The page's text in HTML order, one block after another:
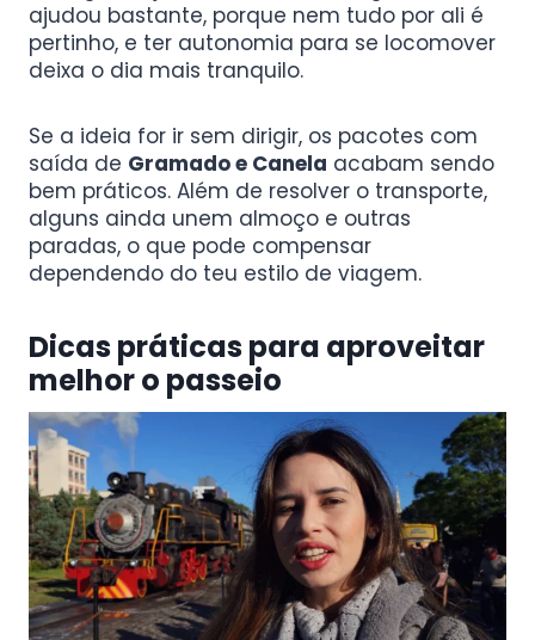
ajudou bastante, porque nem tudo por ali é
pertinho, e ter autonomia para se locomover
deixa o dia mais tranquilo.
Se a ideia for ir sem dirigir, os pacotes com
saída de Gramado e Canela acabam sendo
bem práticos. Além de resolver o transporte,
alguns ainda unem almoço e outras
paradas, o que pode compensar
dependendo do teu estilo de viagem.
Dicas práticas para aproveitar
melhor o passeio